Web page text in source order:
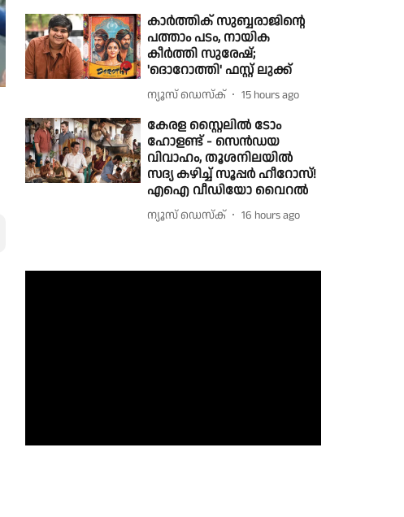
കാർത്തിക് സുബ്ബരാജിന്റെ
പത്താം പടം, നായിക
കീർത്തി സുരേഷ്;
'ദൊറോത്തി' ഫസ്റ്റ് ലുക്ക്
ന്യൂസ് ഡെസ്ക് 15 hours ago
കേരള സ്റ്റൈലിൽ ടോം
ഹോളണ്ട് - സെൻഡയ
വിവാഹം, തൂശനിലയിൽ
സദ്യ കഴിച്ച് സൂപ്പർ ഹീറോസ്!
എഐ വീഡിയോ വൈറൽ
ന്യൂസ് ഡെസ്ക് 16 hours ago